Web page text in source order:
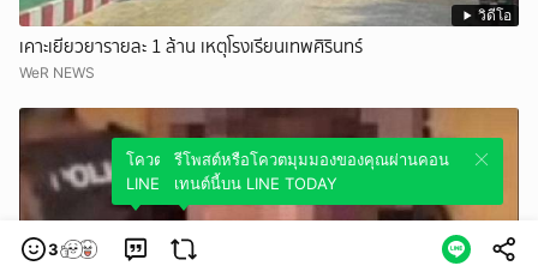
วิดีโอ
เคาะเยียวยารายละ 1 ล้าน เหตุโรงเรียนเทพศิรินทร์
WeR NEWS
3
โควตมุมมองของคุณผ่านคอนเทนต์นี้บน
LINE TODAY
รีโพสต์หรือโควตมุมมองของคุณผ่านคอน
เทนต์นี้บน LINE TODAY